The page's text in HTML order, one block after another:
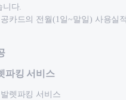
니다.
카드의 전월(1일~말일) 사용실
파킹 서비스
렛파킹 서비스